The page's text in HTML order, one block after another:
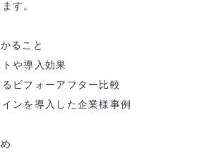
す。
ること
や導入効果
ビフォーアフター比較
ンを導入した企業様事例